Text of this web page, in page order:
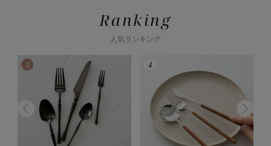
Ranking
人気ランキング